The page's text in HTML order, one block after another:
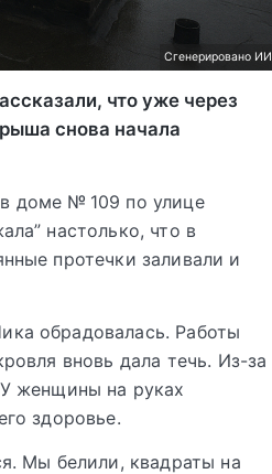
Сгенерировано ИИ
что уже через
снова начала
доме № 109 по улице
настолько, что в
протечки заливали и
обрадовалась. Работы
вновь дала течь. Из-за
У женщины на руках
здоровье.
Мы белили, квадраты на